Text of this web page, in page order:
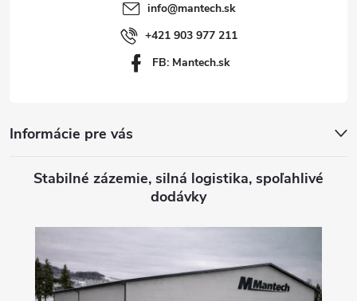
info@mantech.sk
+421 903 977 211
FB: Mantech.sk
Informácie pre vás
Stabilné zázemie, silná logistika, spoľahlivé
dodávky